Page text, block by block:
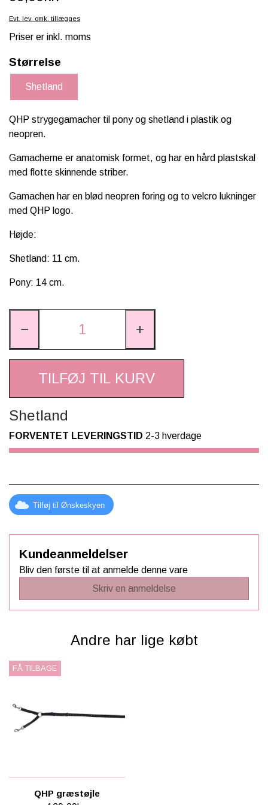
SKOLE, KREA & TILBEHØR
Evt. lev. omk. tillægges
Priser er inkl. moms
Størrelse
Shetland
QHP strygegamacher til pony og shetland i plastik og
neopren.
Gamacherne er anatomisk formet, og har en hård plastskal
med flotte skinnende striber.
Gamachen har en blød neopren foring og to velcro lukninger
med QHP logo.
Højde:
Shetland: 11 cm.
Pony: 14 cm.
− +
TILFØJ TIL KURV
Shetland
FORVENTET LEVERINGSTID 2-3 hverdage
Tilføj til Ønskeskyen
Kundeanmeldelser
Bliv den første til at anmelde denne vare
Skriv en anmeldelse
Andre har lige købt
FÅ TILBAGE
QHP græstøjle